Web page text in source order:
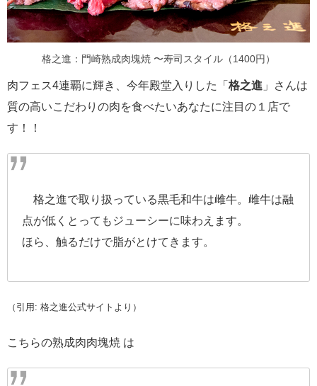
格之進：門崎熟成肉塊焼 〜寿司スタイル（1400円）
肉フェス4連覇に輝き、今年殿堂入りした「 格之進 」さんは
質の高いこだわりの肉を食べたいあなたに注目の１店で
す！！
格之進で取り扱っている黒毛和牛は雌牛。雌牛は融
点が低くとってもジューシーに味わえます。
ほら、触るだけで脂がとけてきます。
（引用: 格之進公式サイトより）
こちらの熟成肉肉塊焼 は